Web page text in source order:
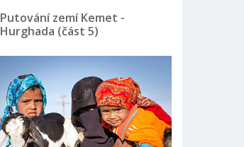
Putování zemí Kemet -
Hurghada (část 5)